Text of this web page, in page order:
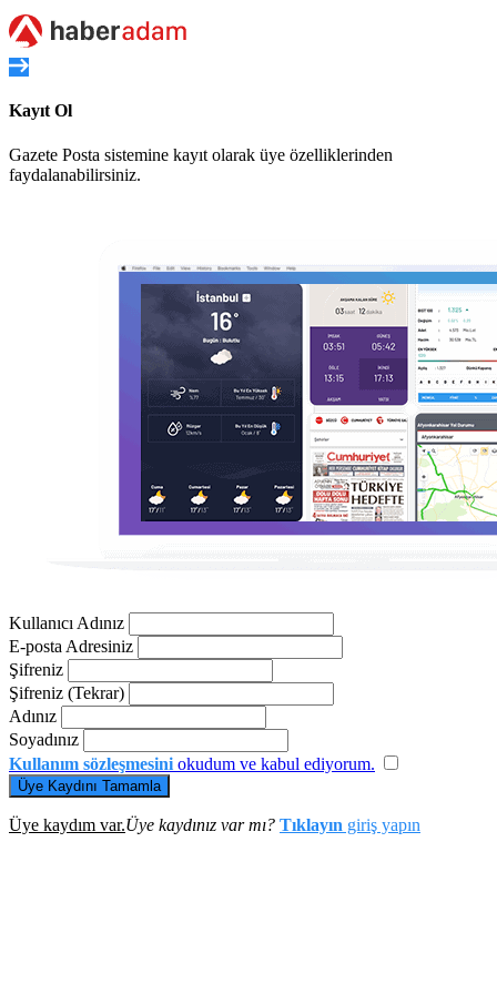
Kayıt Ol
Gazete Posta sistemine kayıt olarak üye özelliklerinden
faydalanabilirsiniz.
Kullanıcı Adınız
E-posta Adresiniz
Şifreniz
Şifreniz (Tekrar)
Adınız
Soyadınız
Kullanım sözleşmesini okudum ve kabul ediyorum.
Üye Kaydını Tamamla
Üye kaydım var.Üye kaydınız var mı? Tıklayın giriş yapın